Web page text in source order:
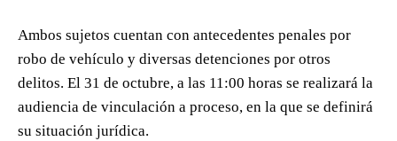
Ambos sujetos cuentan con antecedentes penales por
robo de vehículo y diversas detenciones por otros
delitos. El 31 de octubre, a las 11:00 horas se realizará la
audiencia de vinculación a proceso, en la que se definirá
su situación jurídica.